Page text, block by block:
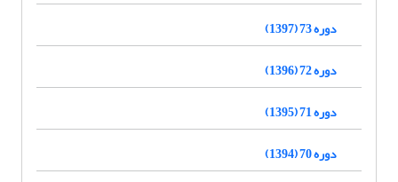
دوره 73 (1397)
دوره 72 (1396)
دوره 71 (1395)
دوره 70 (1394)